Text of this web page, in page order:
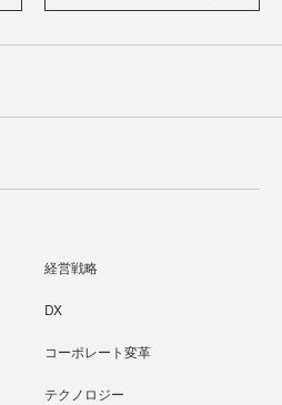
経営戦略
DX
コーポレート変革
テクノロジー